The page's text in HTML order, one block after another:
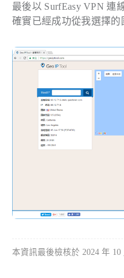
最後以 SurfEasy VPN 連
確實已經成功從我選擇的
本資訊最後檢核於 2024 年 10